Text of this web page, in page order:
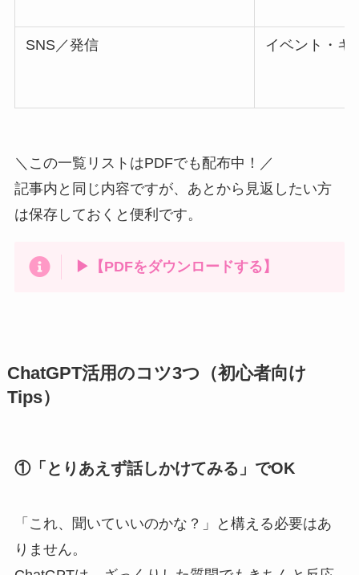
SNS／発信 イベント・キ
＼この一覧リストはPDFでも配布中！／
記事内と同じ内容ですが、あとから見返したい方
は保存しておくと便利です。
▶︎【PDFをダウンロードする】
ChatGPT活用のコツ3つ（初心者向け
Tips）
①「とりあえず話しかけてみる」でOK
「これ、聞いていいのかな？」と構える必要はあ
りません。